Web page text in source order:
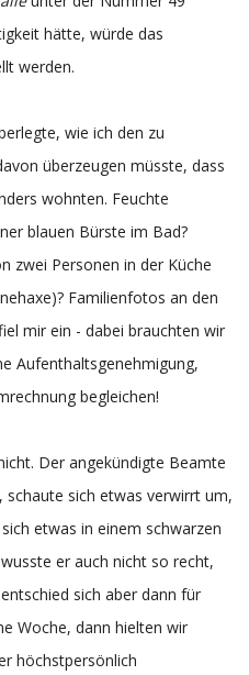
hätte, würde das
werden.
wie ich den zu
überzeugen müsste, dass
wohnten. Feuchte
blauen Bürste im Bad?
zwei Personen in der Küche
Familienfotos an den
mir ein - dabei brauchten wir
Aufenthaltsgenehmigung,
begleichen!
Der angekündigte Beamte
sich etwas verwirrt um,
etwas in einem schwarzen
er auch nicht so recht,
sich aber dann für
Woche, dann hielten wir
höchstpersönlich